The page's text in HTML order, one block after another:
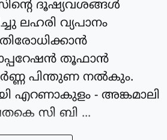
ദൂഷ്യവശങ്ങൾ
ലഹരി വ്യപാനം
തൂഫാൻ
പിന്തുണ നൽകും.
എറണാകുളം - അങ്കമാലി
സി ബി ...